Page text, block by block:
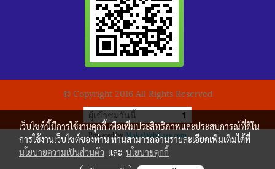
© Copyright 2016 All Rights Reserved
ผู้เข้าชมวันนี้ 1
Powered byMakeWebEasy.com
เว็บไซต์นี้มีการใช้งานคุกกี้ เพื่อเพิ่มประสิทธิภาพและประสบการณ์ที่ดีใน
การใช้งานเว็บไซต์ของท่าน ท่านสามารถอ่านรายละเอียดเพิ่มเติมได้ที่
นโยบายความเป็นส่วนตัว และ นโยบายคุกกี้